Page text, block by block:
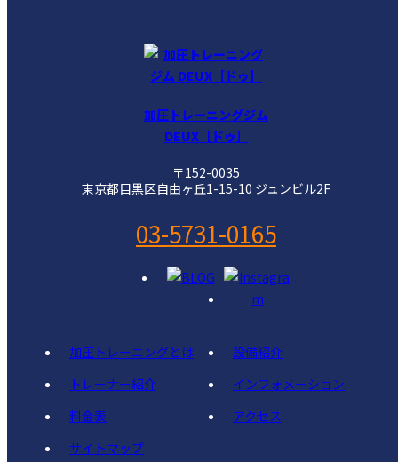
加圧トレーニングジム
DEUX［ドゥ］
〒152-0035
東京都目黒区自由ヶ丘1-15-10 ジュンビル2F
03-5731-0165
加圧トレーニングとは
設備紹介
トレーナー紹介
インフォメーション
料金表
アクセス
サイトマップ